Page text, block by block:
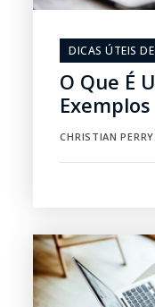
DICAS ÚTEIS
O Que É
CHRISTIAN PERRY